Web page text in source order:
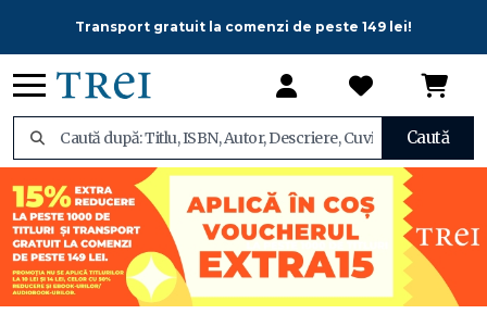
Transport gratuit la comenzi de peste 149 lei!
Caută